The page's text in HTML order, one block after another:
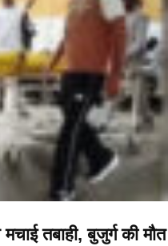
तबाही, बुजुर्ग की मौत